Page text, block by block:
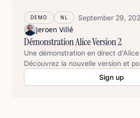
DEMO NL September 29,
Jeroen Villé
Démonstration Alice Version 2
Une démonstration en direct d'Alice
Découvrez la nouvelle version et
Sign up